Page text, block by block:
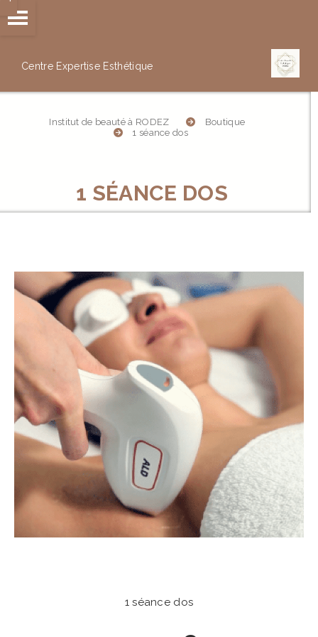
Centre Expertise Esthétique
Institut de beauté à RODEZ
Boutique
1 séance dos
1 SÉANCE DOS
1 séance dos
Panneau de gestion des cookies